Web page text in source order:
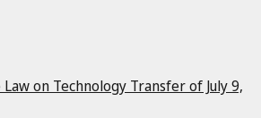
on Technology Transfer of July 9,